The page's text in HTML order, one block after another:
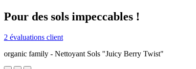
Pour des sols impeccables !
2 évaluations client
organic family - Nettoyant Sols "Juicy Berry Twist"